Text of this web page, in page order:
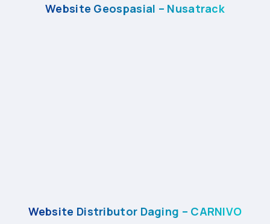
Website Geospasial – Nusatrack
Website Distributor Daging – CARNIVO